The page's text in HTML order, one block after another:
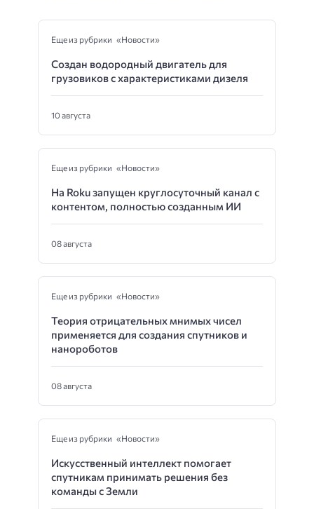
Еще из рубрики «Новости»
Создан водородный двигатель для
грузовиков с характеристиками дизеля
10 августа
Еще из рубрики «Новости»
На Roku запущен круглосуточный канал с
контентом, полностью созданным ИИ
08 августа
Еще из рубрики «Новости»
Теория отрицательных мнимых чисел
применяется для создания спутников и
нанороботов
08 августа
Еще из рубрики «Новости»
Искусственный интеллект помогает
спутникам принимать решения без
команды с Земли